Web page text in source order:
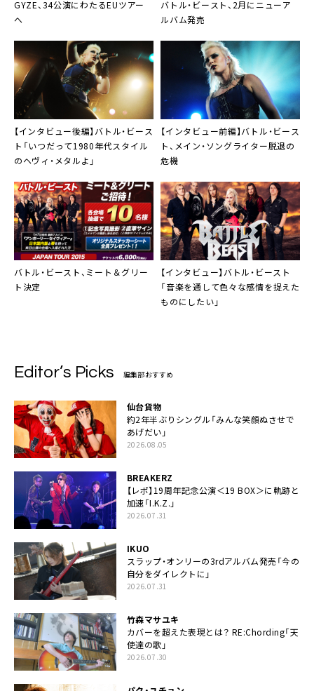
GYZE、34公演にわたるEUツアー
へ
バトル・ビースト 、2月にニューア
ルバム発売
【インタビュー後編】 バトル・ビース
ト 「いつだって1980年代スタイル
のヘヴィ・メタルよ」
【インタビュー前編】バトル・ビース
ト 、メイン・ソングライター脱退の
危機
バトル・ビースト 、ミート＆グリー
ト決定
【インタビュー】 バトル・ビースト
「音楽を通して色々な感情を捉えた
ものにしたい」
Editor’s Picks 編集部おすすめ
仙台貨物
約2年半ぶりシングル「みんな笑顔ぬさせで
あげだい」
2026.08.05
BREAKERZ
【レポ】19周年記念公演＜19 BOX＞に軌跡と
加速「I.K.Z.」
2026.07.31
IKUO
スラップ・オンリーの3rdアルバム発売「今の
自分をダイレクトに」
2026.07.31
竹森マサユキ
カバーを超えた表現とは？ RE:Chording「天
使達の歌」
2026.07.30